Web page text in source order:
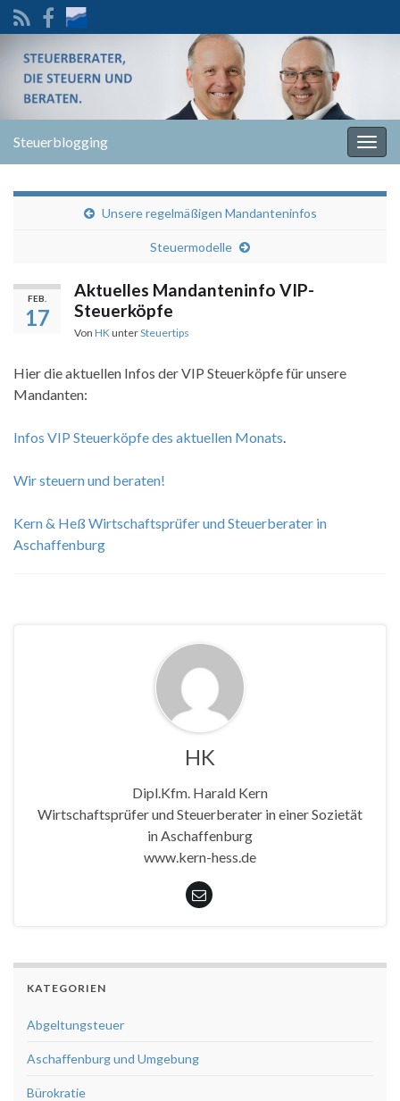
Steuerblogging
Unsere regelmäßigen Mandanteninfos
Steuermodelle
FEB.
17
Aktuelles Mandanteninfo VIP-
Steuerköpfe
Von HK unterSteuertips
Hier die aktuellen Infos der VIP Steuerköpfe für unsere
Mandanten:
Infos VIP Steuerköpfe des aktuellen Monats
Wir steuern und beraten!
Kern & Heß Wirtschaftsprüfer und Steuerberater in
Aschaffenburg
HK
Dipl.Kfm. Harald Kern
Wirtschaftsprüfer und Steuerberater in einer Sozietät
in Aschaffenburg
www.kern-hess.de
KATEGORIEN
Abgeltungsteuer
Aschaffenburg und Umgebung
Bürokratie